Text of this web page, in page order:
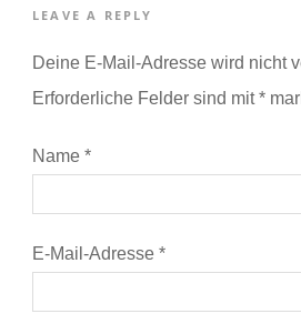
LEAVE A REPLY
Deine E-Mail-Adresse wird nicht
Erforderliche Felder sind mit*
Name *
E-Mail-Adresse *